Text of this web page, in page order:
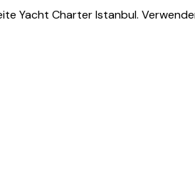
Yacht Charter Istanbul.